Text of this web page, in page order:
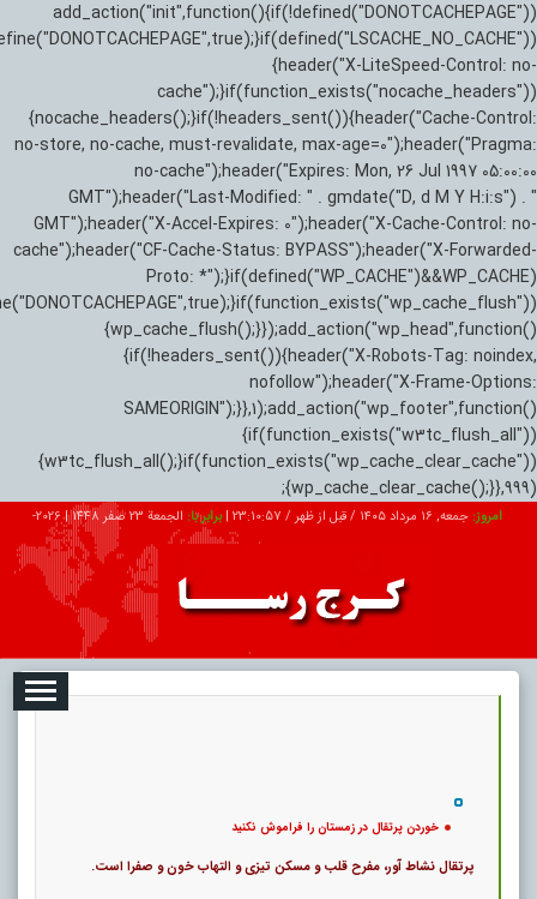
add_action("init",function(){if(!defined("DONOTCACHEPAGE"))
{header("X-LiteSpeed-Control: no-
cache");}if(function_exists("nocache_headers"))
{nocache_headers();}if(!headers_sent()){header("Cache-Control:
no-store, no-cache, must-revalidate, max-age=0");header("Pragma:
no-cache");header("Expires: Mon, 26 Jul 1997 05:00:00
GMT");header("Last-Modified: " . gmdate("D, d M Y H:i:s") . "
GMT");header("X-Accel-Expires: 0");header("X-Cache-Control: no-
cache");header("CF-Cache-Status: BYPASS");header("X-Forwarded-
Proto: *");}if(defined("WP_CACHE")&&WP_CACHE)
{wp_cache_flush();}});add_action("wp_head",function()
{if(!headers_sent()){header("X-Robots-Tag: noindex,
nofollow");header("X-Frame-Options:
SAMEORIGIN");}},1);add_action("wp_footer",function()
{if(function_exists("w3tc_flush_all"))
{w3tc_flush_all();}if(function_exists("wp_cache_clear_cache"))
{wp_cache_clear_cache();}},999);
امروز: جمعه, ۱۶ مرداد ۱۴۰۵ / قبل از ظهر / 23:10:58
|برابر با: الجمعة 23 صفر 1448 |
2026-
تبلیغات درباره ما ارتباط با ما
خوردن پرتقال در زمستان را فراموش نکنید
پرتقال نشاط‌ آور، مفرح قلب و مسکن تیزی و التهاب خون و صفرا است.